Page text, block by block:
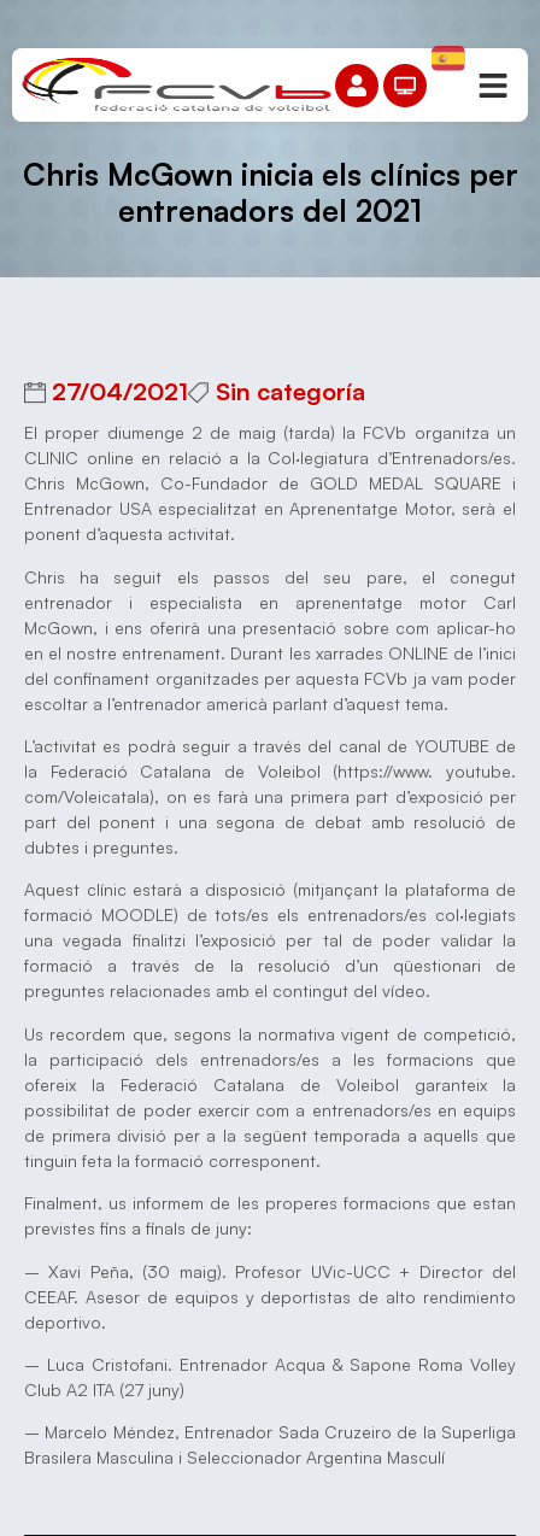
Chris McGown inicia els clínics per
entrenadors del 2021
27/04/2021 Sin categoría
El proper diumenge 2 de maig (tarda) la FCVb organitza un
CLINIC online en relació a la Col·legiatura d’Entrenadors/es.
Chris McGown, Co-Fundador de GOLD MEDAL SQUARE i
Entrenador USA especialitzat en Aprenentatge Motor, serà el
ponent d’aquesta activitat.
Chris ha seguit els passos del seu pare, el conegut
entrenador i especialista en aprenentatge motor Carl
McGown, i ens oferirà una presentació sobre com aplicar-ho
en el nostre entrenament. Durant les xarrades ONLINE de l’inici
del confinament organitzades per aquesta FCVb ja vam poder
escoltar a l’entrenador americà parlant d’aquest tema.
L’activitat es podrà seguir a través del canal de YOUTUBE de
la Federació Catalana de Voleibol (https://www. youtube.
com/Voleicatala), on es farà una primera part d’exposició per
part del ponent i una segona de debat amb resolució de
dubtes i preguntes.
Aquest clínic estarà a disposició (mitjançant la plataforma de
formació MOODLE) de tots/es els entrenadors/es col·legiats
una vegada finalitzi l’exposició per tal de poder validar la
formació a través de la resolució d’un qüestionari de
preguntes relacionades amb el contingut del vídeo.
Us recordem que, segons la normativa vigent de competició,
la participació dels entrenadors/es a les formacions que
ofereix la Federació Catalana de Voleibol garanteix la
possibilitat de poder exercir com a entrenadors/es en equips
de primera divisió per a la següent temporada a aquells que
tinguin feta la formació corresponent.
Finalment, us informem de les properes formacions que estan
previstes fins a finals de juny:
– Xavi Peña, (30 maig). Profesor UVic-UCC + Director del
CEEAF. Asesor de equipos y deportistas de alto rendimiento
deportivo.
– Luca Cristofani. Entrenador Acqua & Sapone Roma Volley
Club A2 ITA (27 juny)
– Marcelo Méndez, Entrenador Sada Cruzeiro de la Superliga
Brasilera Masculina i Seleccionador Argentina Masculí